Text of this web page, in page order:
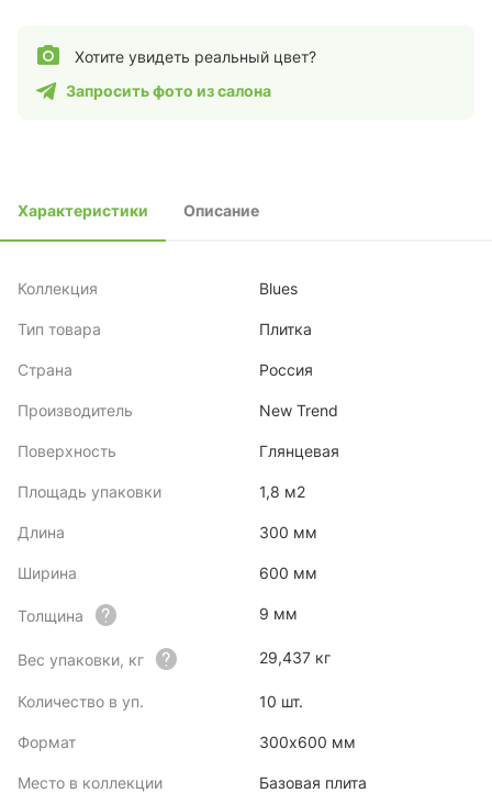
Хотите увидеть реальный цвет?
Запросить фото из салона
Характеристики Описание
Коллекция Blues
Тип товара Плитка
Страна Россия
Производитель New Trend
Поверхность Глянцевая
Площадь упаковки 1,8 м2
Длина 300 мм
Ширина 600 мм
Толщина 9 мм
Вес упаковки, кг 29,437 кг
Количество в уп. 10 шт.
Формат 300x600 мм
Место в коллекции Базовая плита